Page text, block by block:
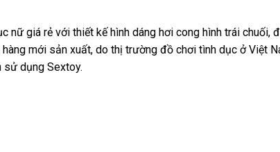
nữ giá rẻ đã
qua
sử
với thiết kế hình dáng hơi cong hình trái chuối,
mới sản xuấtcung
, do thị trường đồ chơi tình dục ở Việt
sử dụng Sextoy.